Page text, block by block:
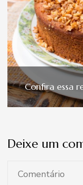
Confira essa
Deixe um